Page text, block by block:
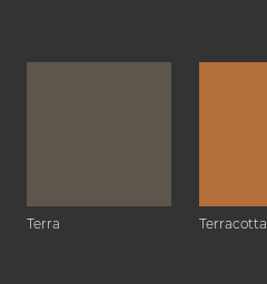
Terra Terracotta